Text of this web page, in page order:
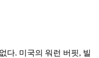
다. 미국의 워런 버핏, 빌